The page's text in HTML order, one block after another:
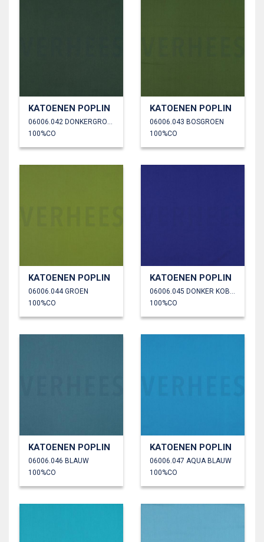
KATOENEN POPLIN
06006.042 DONKERGROEN
100%CO
KATOENEN POPLIN
06006.043 BOSGROEN
100%CO
KATOENEN POPLIN
06006.044 GROEN
100%CO
KATOENEN POPLIN
06006.045 DONKER KOBALTBLAUW
100%CO
KATOENEN POPLIN
06006.046 BLAUW
100%CO
KATOENEN POPLIN
06006.047 AQUA BLAUW
100%CO